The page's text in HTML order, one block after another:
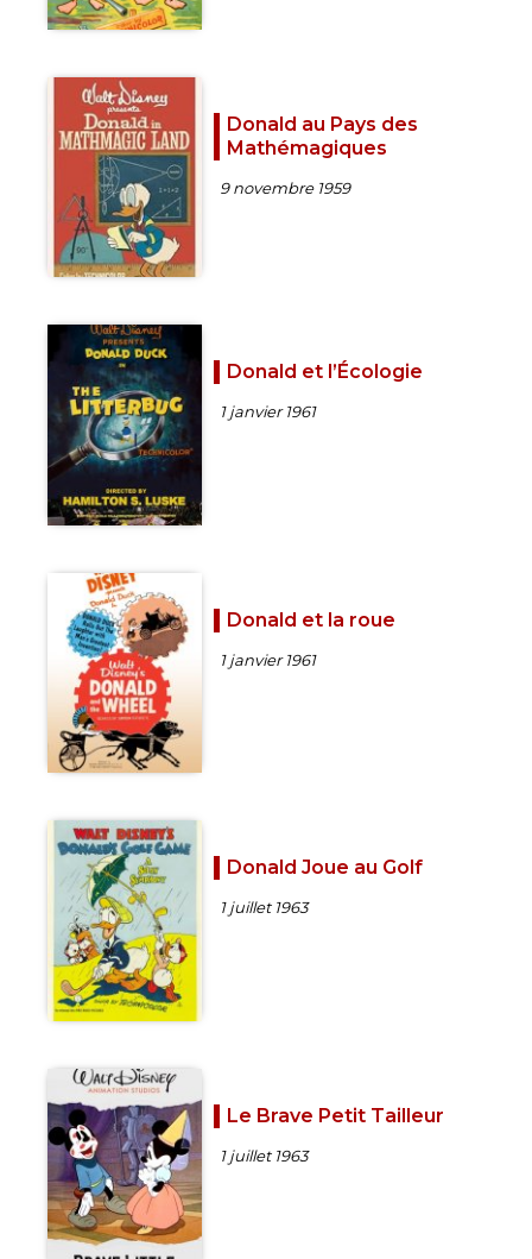
Donald au Pays des
Mathémagiques
9 novembre 1959
Donald et l’Écologie
1 janvier 1961
Donald et la roue
1 janvier 1961
Donald Joue au Golf
1 juillet 1963
Le Brave Petit Tailleur
1 juillet 1963